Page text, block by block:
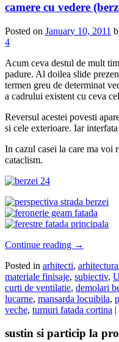
camere cu vedere
Posted on January 10, 2011
4
Acum ceva destul de mult
padure. Al doilea slide
termen greu de determinat
a cadrului existent cu ceva
Reversul acestei povesti
si cele exterioare. Iar
In cazul casei la care ma voi
cataclism.
Continue reading →
Posted in arhitecti, arhitectura
materiale finisaje, subiectiv,
curti de ventilatie, demolari
lucarne, mansarda locuibila,
veche, turnuri fatada cortina |
sustin si particip la